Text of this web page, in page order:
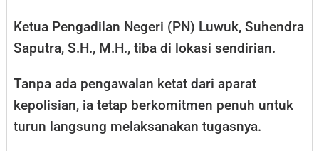
Ketua Pengadilan Negeri (PN) Luwuk, Suhendra
Saputra, S.H., M.H., tiba di lokasi sendirian.
Tanpa ada pengawalan ketat dari aparat
kepolisian, ia tetap berkomitmen penuh untuk
turun langsung melaksanakan tugasnya.